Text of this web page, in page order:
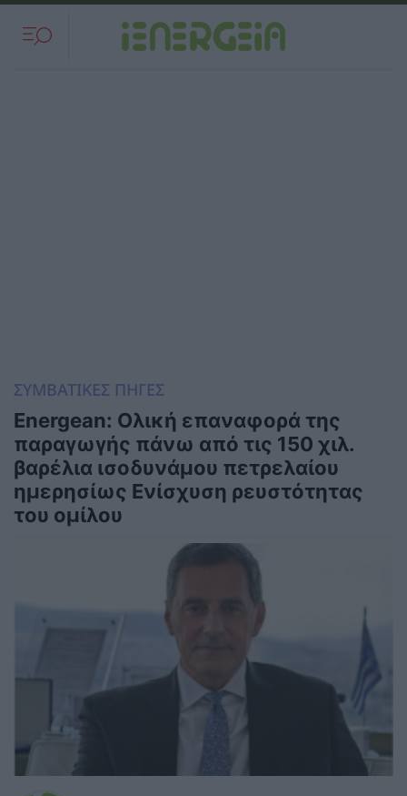
ΣΥΜΒΑΤΙΚΕΣ ΠΗΓΕΣ
Energean: Ολική επαναφορά της
παραγωγής πάνω από τις 150 χιλ.
βαρέλια ισοδυνάμου πετρελαίου
ημερησίως Ενίσχυση ρευστότητας
του ομίλου